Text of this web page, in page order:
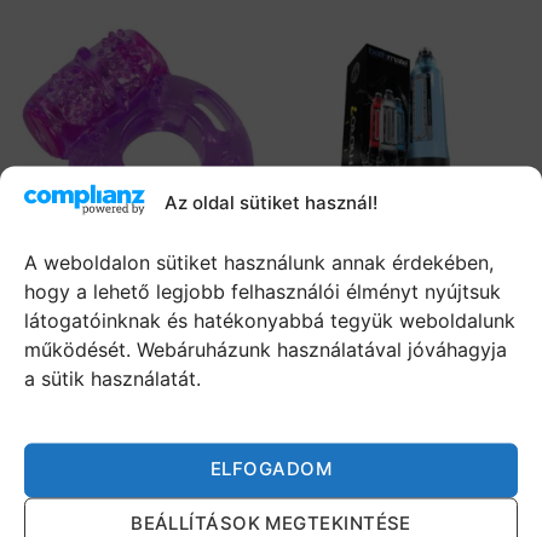
Az oldal sütiket használ!
A weboldalon sütiket használunk annak érdekében,
hogy a lehető legjobb felhasználói élményt nyújtsuk
látogatóinknak és hatékonyabbá tegyük weboldalunk
működését. Webáruházunk használatával jóváhagyja
a sütik használatát.
ELFOGADOM
BEÁLLÍTÁSOK MEGTEKINTÉSE
Rezgő péniszgyűrű
férfiaknak – You2Toys
1 780Ft
Bathmate Hydro7 –
hidraulikus péniszpumpa
(kék)
46 000Ft